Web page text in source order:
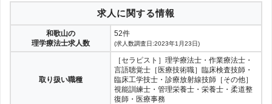
求人に関する情報
和歌山の
理学療法士求人数
52件
(求人数調査日:2023年1月23日)
取り扱い職種
［セラピスト］理学療法士・作業療法士・
言語聴覚士［医療技術職］臨床検査技師・
臨床工学技士・診療放射線技師［その他］
視能訓練士・管理栄養士・栄養士・柔道整
復師・医療事務